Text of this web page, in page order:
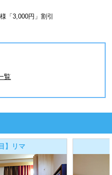
「3,000円」割引
覧
】リマ